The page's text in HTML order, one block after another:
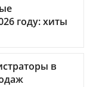
году: хиты
в